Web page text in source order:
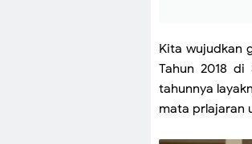
Kita wujudkan
Tahun 2018
tahunnya
mata prlajaran